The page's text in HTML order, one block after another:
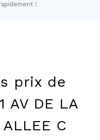
!
prix de
AV DE LA
C